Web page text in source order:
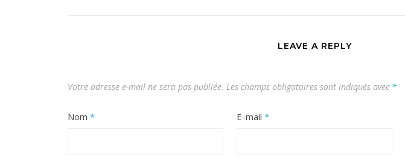
LEAVE A REPLY
Votre adresse e-mail ne sera pas publiée. Les champs obligatoires sont indiqués avec *
Nom * E-mail *